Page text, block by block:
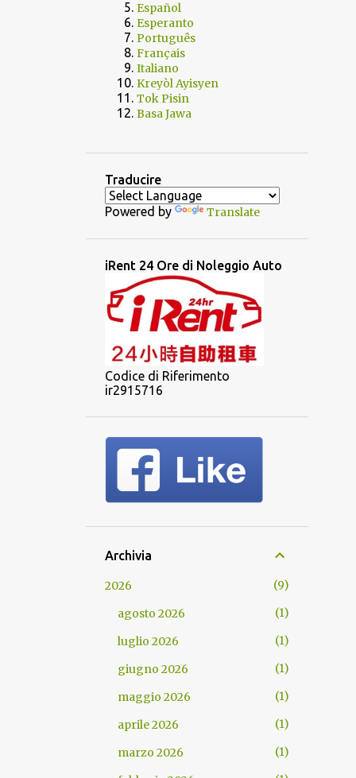
Español
Esperanto
Português
Français
Italiano
Kreyòl Ayisyen
Tok Pisin
Basa Jawa
Traducire
Powered by Translate
iRent 24 Ore di Noleggio Auto
Codice di Riferimento
ir2915716
Archivia
2026
9
agosto 2026
1
luglio 2026
1
giugno 2026
1
maggio 2026
1
aprile 2026
1
marzo 2026
1